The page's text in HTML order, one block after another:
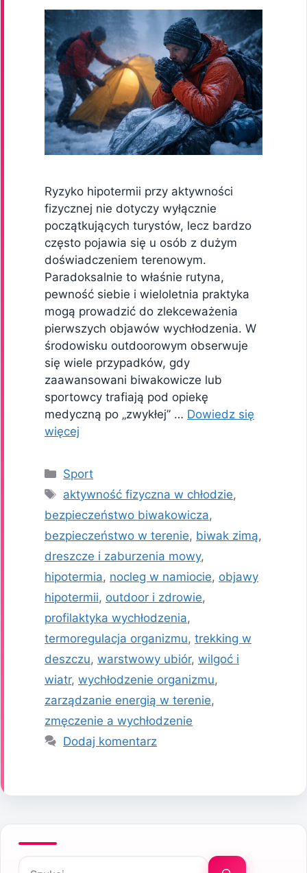
Ryzyko hipotermii przy aktywności
fizycznej nie dotyczy wyłącznie
początkujących turystów, lecz bardzo
często pojawia się u osób z dużym
doświadczeniem terenowym.
Paradoksalnie to właśnie rutyna,
pewność siebie i wieloletnia praktyka
mogą prowadzić do zlekceważenia
pierwszych objawów wychłodzenia. W
środowisku outdoorowym obserwuje
się wiele przypadków, gdy
zaawansowani biwakowicze lub
sportowcy trafiają pod opiekę
medyczną po „zwykłej” … Dowiedz się
więcej
Kategorie
Sport
Tagi
aktywność fizyczna w chłodzie,
bezpieczeństwo biwakowicza,
bezpieczeństwo w terenie, biwak zimą,
dreszcze i zaburzenia mowy,
hipotermia, nocleg w namiocie, objawy
hipotermii, outdoor i zdrowie,
profilaktyka wychłodzenia,
termoregulacja organizmu, trekking w
deszczu, warstwowy ubiór, wilgoć i
wiatr, wychłodzenie organizmu,
zarządzanie energią w terenie,
zmęczenie a wychłodzenie
Dodaj komentarz
Szukaj: